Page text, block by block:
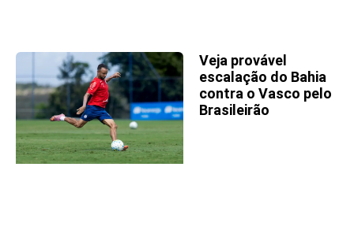
Veja provável
escalação do Bahia
contra o Vasco pelo
Brasileirão